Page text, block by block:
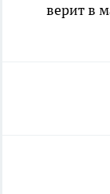
верит в